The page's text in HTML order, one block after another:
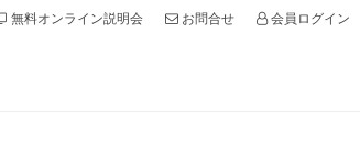
無料オンライン説明会 お問合せ 会員ログイン